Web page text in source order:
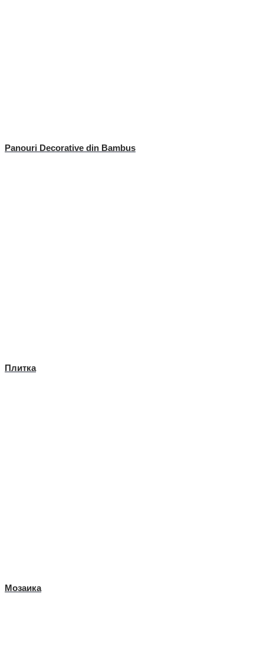
Panouri Decorative din Bambus
Плитка
Мозаика